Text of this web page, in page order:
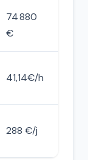
74 880
€
41,14€/h
288 €/j